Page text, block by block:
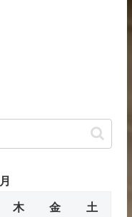
木 金 土